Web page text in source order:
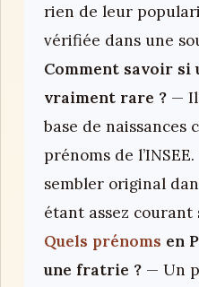
rien de leur
vérifiée dans une
Comment savoir si
vraiment rare ? —
base de naissances
prénoms de
sembler original
étant assez courant
Quels prénoms en
une fratrie ? — Un